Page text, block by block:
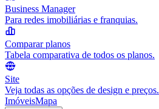
Business Manager
Para redes imobiliárias e franquias.
Comparar planos
Tabela comparativa de todos os planos.
Site
Veja todas as opções de design e preços.
ImóveisMapa